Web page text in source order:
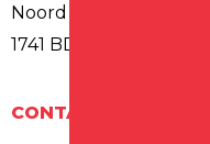
Noord 8
1741 BD SCHAGEN
CONTACT